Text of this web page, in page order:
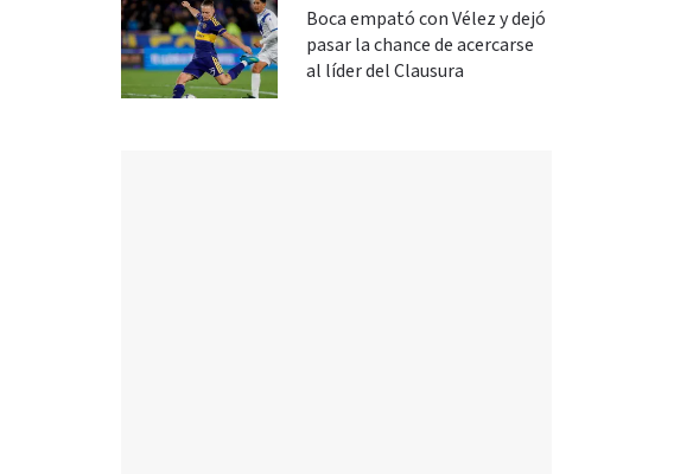
Boca empató con Vélez y dejó
pasar la chance de acercarse
al líder del Clausura